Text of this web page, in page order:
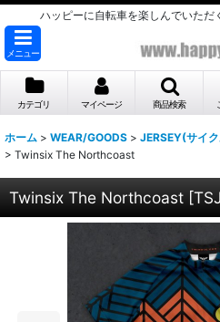
ハッピーに自転車を楽しんでいただ
メニュー
カテゴリ マイページ 商品検索
ホーム > WEAR/GOODS > JERSEY(サイ
> Twinsix The Northcoast
Twinsix The Northcoast [